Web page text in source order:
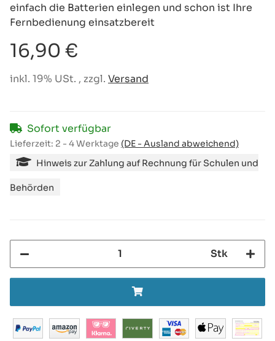
einfach die Batterien einlegen und schon ist Ihre
Fernbedienung einsatzbereit
16,90 €
inkl. 19% USt. , zzgl. Versand
Sofort verfügbar
Lieferzeit: 2 - 4 Werktage (DE - Ausland abweichend)
Hinweis zur Zahlung auf Rechnung für Schulen und
Behörden
Stk